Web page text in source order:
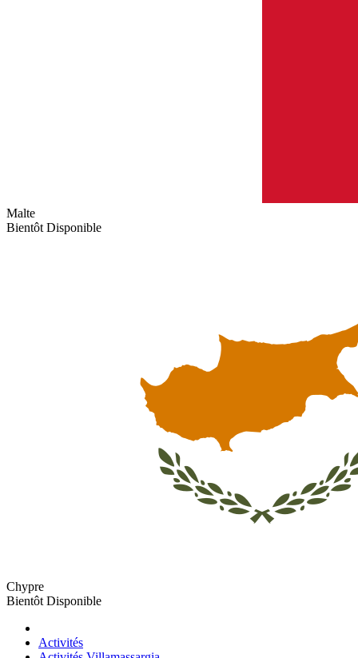
Malte
Bientôt Disponible
Chypre
Bientôt Disponible
Activités